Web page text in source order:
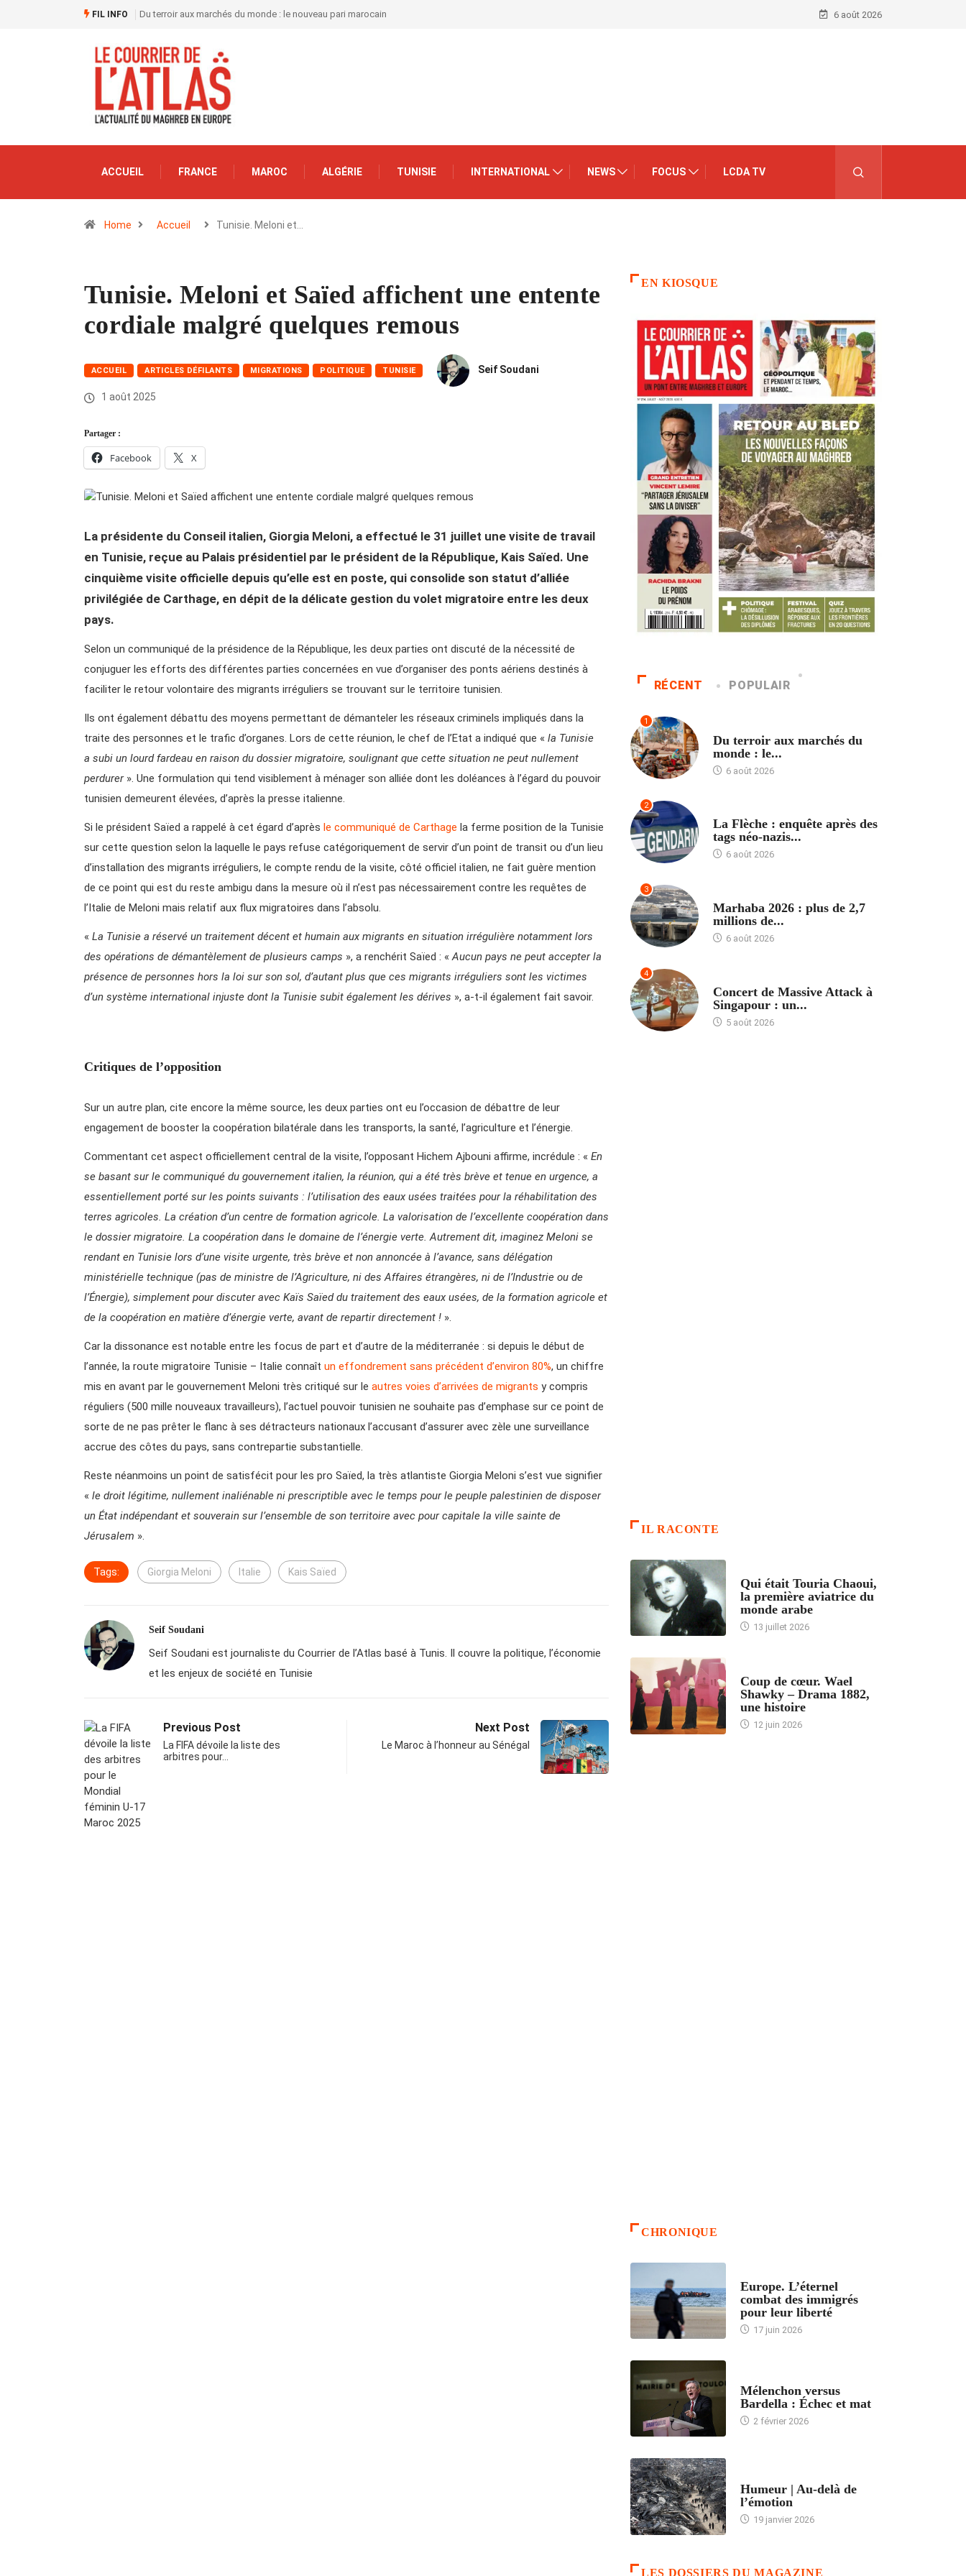
FIL INFO Du terroir aux marchés du monde : le nouveau pari marocain 6 août 2026
ACCUEIL FRANCE MAROC ALGÉRIE TUNISIE INTERNATIONAL NEWS FOCUS LCDA TV
Home Accueil Tunisie. Meloni et…
Tunisie. Meloni et Saïed affichent une entente
cordiale malgré quelques remous
ACCUEIL ARTICLES DÉFILANTS MIGRATIONS POLITIQUE TUNISIE Seif Soudani
1 août 2025
Partager :
Facebook X
La présidente du Conseil italien, Giorgia Meloni, a effectué le 31 juillet une visite de travail
en Tunisie, reçue au Palais présidentiel par le président de la République, Kais Saïed. Une
cinquième visite officielle depuis qu’elle est en poste, qui consolide son statut d’alliée
privilégiée de Carthage, en dépit de la délicate gestion du volet migratoire entre les deux
pays.
Selon un communiqué de la présidence de la République, les deux parties ont discuté de la nécessité de
conjuguer les efforts des différentes parties concernées en vue d’organiser des ponts aériens destinés à
faciliter le retour volontaire des migrants irréguliers se trouvant sur le territoire tunisien.
Ils ont également débattu des moyens permettant de démanteler les réseaux criminels impliqués dans la
traite des personnes et le trafic d’organes. Lors de cette réunion, le chef de l’Etat a indiqué que « la Tunisie
a subi un lourd fardeau en raison du dossier migratoire, soulignant que cette situation ne peut nullement
perdurer». Une formulation qui tend visiblement à ménager son alliée dont les doléances à l’égard du pouvoir
tunisien demeurent élevées, d’après la presse italienne.
Si le président Saïed a rappelé à cet égard d’après le communiqué de Carthage la ferme position de la Tunisie
sur cette question selon la laquelle le pays refuse catégoriquement de servir d’un point de transit ou d’un lieu
d’installation des migrants irréguliers, le compte rendu de la visite, côté officiel italien, ne fait guère mention
de ce point qui est du reste ambigu dans la mesure où il n’est pas nécessairement contre les requêtes de
l’Italie de Meloni mais relatif aux flux migratoires dans l’absolu.
« La Tunisie a réservé un traitement décent et humain aux migrants en situation irrégulière notamment lors
des opérations de démantèlement de plusieurs camps », a renchérit Saïed : «Aucun pays ne peut accepter la
présence de personnes hors la loi sur son sol, d’autant plus que ces migrants irréguliers sont les victimes
d’un système international injuste dont la Tunisie subit également les dérives », a-t-il également fait savoir.
Critiques de l’opposition
Sur un autre plan, cite encore la même source, les deux parties ont eu l’occasion de débattre de leur
engagement de booster la coopération bilatérale dans les transports, la santé, l’agriculture et l’énergie.
Commentant cet aspect officiellement central de la visite, l’opposant Hichem Ajbouni affirme, incrédule : « En
se basant sur le communiqué du gouvernement italien, la réunion, qui a été très brève et tenue en urgence, a
essentiellement porté sur les points suivants : l’utilisation des eaux usées traitées pour la réhabilitation des
terres agricoles. La création d’un centre de formation agricole. La valorisation de l’excellente coopération dans
le dossier migratoire. La coopération dans le domaine de l’énergie verte. Autrement dit, imaginez Meloni se
rendant en Tunisie lors d’une visite urgente, très brève et non annoncée à l’avance, sans délégation
ministérielle technique (pas de ministre de l’Agriculture, ni des Affaires étrangères, ni de l’Industrie ou de
l’Énergie), simplement pour discuter avec Kaïs Saïed du traitement des eaux usées, de la formation agricole et
de la coopération en matière d’énergie verte, avant de repartir directement ! ».
Car la dissonance est notable entre les focus de part et d’autre de la méditerranée : si depuis le début de
l’année, la route migratoire Tunisie – Italie connaît un effondrement sans précédent d’environ 80%, un chiffre
mis en avant par le gouvernement Meloni très critiqué sur le autres voies d’arrivées de migrants y compris
réguliers (500 mille nouveaux travailleurs), l’actuel pouvoir tunisien ne souhaite pas d’emphase sur ce point de
sorte de ne pas prêter le flanc à ses détracteurs nationaux l’accusant d’assurer avec zèle une surveillance
accrue des côtes du pays, sans contrepartie substantielle.
Reste néanmoins un point de satisfécit pour les pro Saïed, la très atlantiste Giorgia Meloni s’est vue signifier
« le droit légitime, nullement inaliénable ni prescriptible avec le temps pour le peuple palestinien de disposer
un État indépendant et souverain sur l’ensemble de son territoire avec pour capitale la ville sainte de
Jérusalem ».
Tags: Giorgia Meloni Italie Kais Saïed
Seif Soudani
Seif Soudani est journaliste du Courrier de l’Atlas basé à Tunis. Il couvre la politique, l’économie
et les enjeux de société en Tunisie
Previous Post
La FIFA dévoile la liste des
arbitres pour…
Next Post
Le Maroc à l’honneur au Sénégal
EN KIOSQUE
RÉCENT POPULAIR
1
Du terroir aux marchés du
monde : le...
6 août 2026
2
La Flèche : enquête après des
tags néo-nazis...
6 août 2026
3
Marhaba 2026 : plus de 2,7
millions de...
6 août 2026
4
Concert de Massive Attack à
Singapour : un...
5 août 2026
IL RACONTE
Qui était Touria Chaoui,
la première aviatrice du
monde arabe
13 juillet 2026
Coup de cœur. Wael
Shawky – Drama 1882,
une histoire
12 juin 2026
CHRONIQUE
Europe. L’éternel
combat des immigrés
pour leur liberté
17 juin 2026
Mélenchon versus
Bardella : Échec et mat
2 février 2026
Humeur | Au-delà de
l’émotion
19 janvier 2026
LES DOSSIERS DU MAGAZINE